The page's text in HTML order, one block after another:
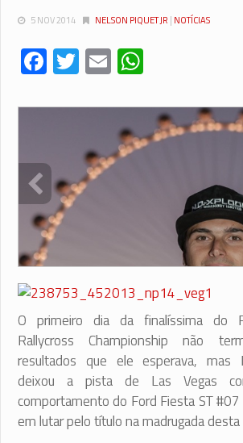
5 NOV 2014 NELSON PIQUET JR | NOTÍCIAS
Facebook
Twitter
Email
O primeiro dia da finalíssima do
Rallycross Championship não
resultados que ele esperava, mas
deixou a pista de Las Vegas
comportamento do Ford Fiesta ST
em lutar pelo título na madrugada